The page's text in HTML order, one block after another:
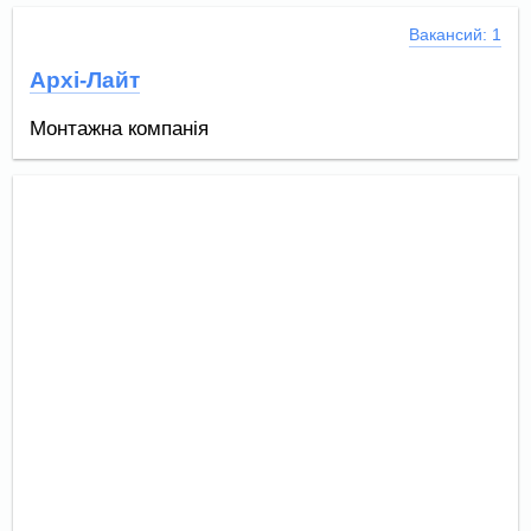
Вакансий: 1
Архі-Лайт
Монтажна компанія